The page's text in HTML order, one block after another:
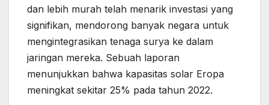
dan lebih murah telah menarik investasi yang
signifikan, mendorong banyak negara untuk
mengintegrasikan tenaga surya ke dalam
jaringan mereka. Sebuah laporan
menunjukkan bahwa kapasitas solar Eropa
meningkat sekitar 25% pada tahun 2022.